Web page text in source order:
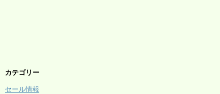
カテゴリー
セール情報